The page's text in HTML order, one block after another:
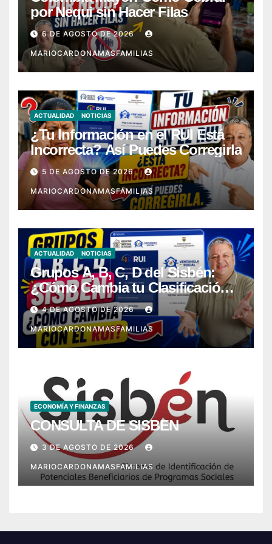
por Nequi sin Hacer Filas
6 DE AGOSTO DE 2026
MARIOCARDONAMASFAMILIAS
ACTUALIDAD NOTICIAS
¿Tu Información en el RUI Está
Incorrecta? Así Puedes Corregirla
5 DE AGOSTO DE 2026
MARIOCARDONAMASFAMILIAS
ACTUALIDAD NOTICIAS
Grupos A, B, C, D del Sisbén:
¿Cómo Cambia tu Clasificación
con el RUI?
4 DE AGOSTO DE 2026
MARIOCARDONAMASFAMILIAS
ECONOMÍA Y FINANZAS
CONSULTA DE SISBEN
3 DE AGOSTO DE 2026
MARIOCARDONAMASFAMILIAS